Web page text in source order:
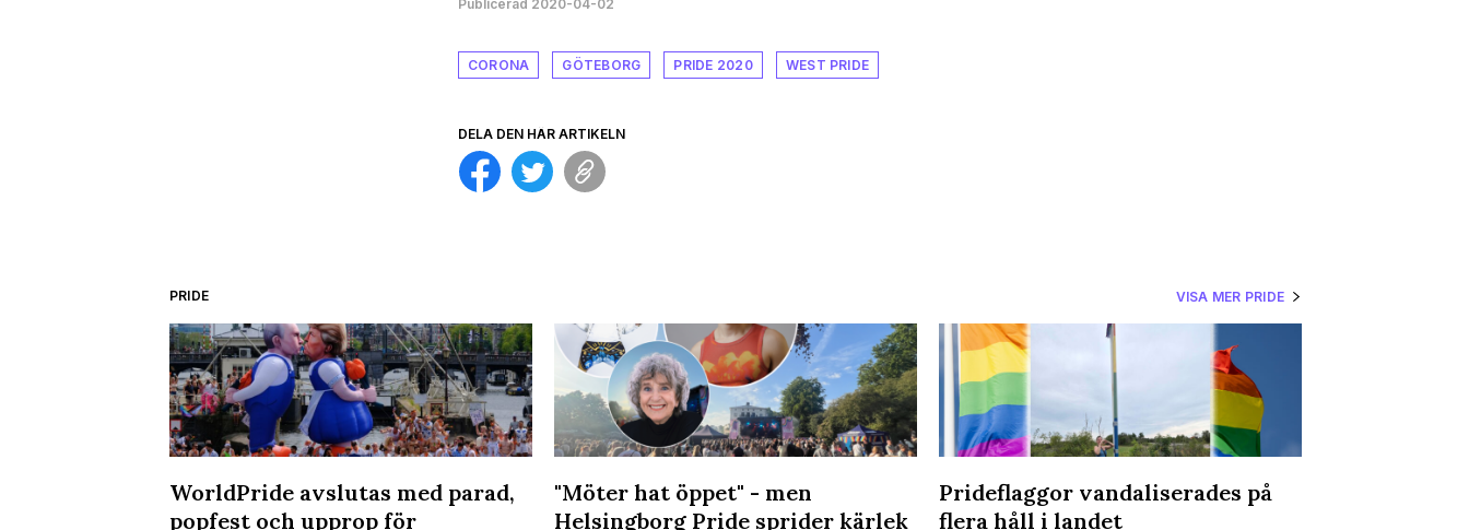
Publicerad 2020-04-02
CORONA GÖTEBORG PRIDE 2020 WEST PRIDE
DELA DEN HÄR ARTIKELN
PRIDE VISA MER PRIDE
WorldPride avslutas med parad,
popfest och upprop för
"Möter hat öppet" - men
Helsingborg Pride sprider kärlek
Prideflaggor vandaliserades på
flera håll i landet